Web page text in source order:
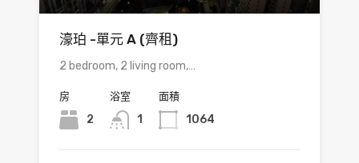
濠珀 -單元 A (齊租)
2 bedroom, 2 living room,…
房
2
浴室
1
面積
1064